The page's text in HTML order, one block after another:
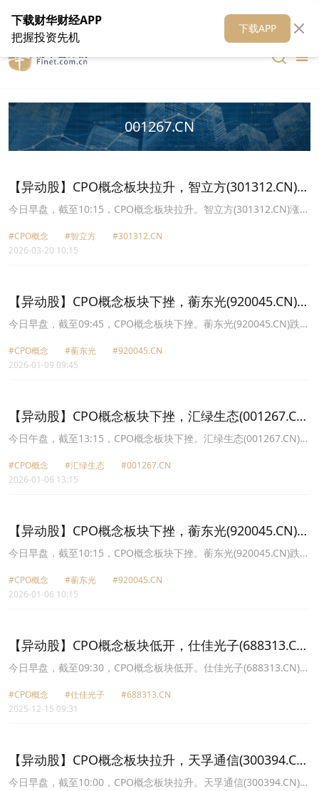
在线客服 关于我们 财华媒体矩阵 财华智库
001267.CN
【异动股】CPO概念板块拉升，智立方(301312.CN)涨
13.46%
今日早盘，截至10:15，CPO概念板块拉升。智立方(301312.CN)涨
易盛(300502.CN)涨10.12%报484.98元，铭普光磁(002902.CN)涨
10.02%报26.36元，汇绿生态(001267.CN)涨10.01%报44.85元，瑞
#CPO概念 #智立方
#301312.CN
2026-03-20 10:15
【异动股】CPO概念板块下挫，蘅东光(920045.CN)跌
6.37%
今日早盘，截至09:45，CPO概念板块下挫。蘅东光(920045.CN)跌
电子(603228.CN)跌5.44%报72.82元，新易盛(300502.CN)跌5.37%
报388.31元，中际旭创(300308.CN)跌4.50%报568.63元，长芯博创
#CPO概念 #蘅东光
#920045.CN
2026-01-09 09:45
【异动股】CPO概念板块下挫，汇绿生态(001267.CN)
跌8.94%
今日午盘，截至13:15，CPO概念板块下挫。汇绿生态(001267.CN)跌
技(603306.CN)跌5.47%报62.18元，太辰光(300570.CN)跌4.92%报
114.45元，永鼎股份(600105.CN)跌4.92%报25.29元，剑桥科技
#CPO概念 #汇绿生态
#001267.CN
2026-01-06 13:15
【异动股】CPO概念板块下挫，蘅东光(920045.CN)跌
7.36%
今日早盘，截至10:15，CPO概念板块下挫。蘅东光(920045.CN)跌
新材(688102.CN)跌6.26%报38.95元，剑桥科技(603083.CN)跌
5.25%报123.2元，太辰光(300570.CN)跌5.10%报114.23元，中际旭
#CPO概念 #蘅东光
#920045.CN
2026-01-06 10:15
【异动股】CPO概念板块低开，仕佳光子(688313.CN)
跌6.35%
今日早盘，截至09:30，CPO概念板块低开。仕佳光子(688313.CN)跌
股份(002725.CN)跌5.50%报18.03元，炬光科技(688167.CN)跌
4.85%报156.99元，德科立(688205.CN)跌4.33%报167.0元，太辰光
#CPO概念 #仕佳光子
#688313.CN
2025-12-15 09:31
【异动股】CPO概念板块拉升，天孚通信(300394.CN)
涨13.68%
今日早盘，截至10:00，CPO概念板块拉升。天孚通信(300394.CN)涨
下载财华财经APP
把握投资先机
下载APP